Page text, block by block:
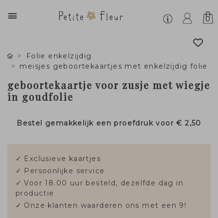
0
Folie enkelzijdig
meisjes geboortekaartjes met enkelzijdig folie
geboortekaartje voor zusje met wiegje
in goudfolie
Bestel gemakkelijk een proefdruk voor€ 2,50
✓ Exclusieve kaartjes
✓ Persoonlijke service
✓ Voor 18.00 uur besteld, dezelfde dag in
productie
✓ Onze klanten waarderen ons met een 9!